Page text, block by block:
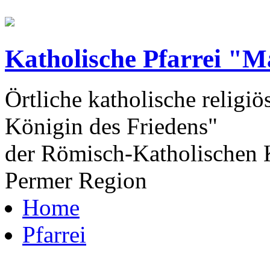
Katholische Pfarrei
Örtliche katholische
Königin des Friedens"
der Römisch-Katholischen
Permer Region
Home
Pfarrei